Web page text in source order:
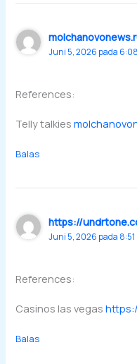
Juni 5, 2026 pada
References:
Telly talkies
Balas
https://
Juni 5, 2026 pada 8:51
References:
Casinos las vegas
Balas